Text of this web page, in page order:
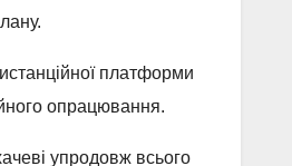
платформи
опрацювання.
упродовж всього